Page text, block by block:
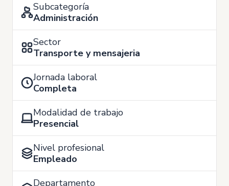
Subcategoría
Administración
Sector
Transporte y mensajeria
Jornada laboral
Completa
Modalidad de trabajo
Presencial
Nivel profesional
Empleado
Departamento